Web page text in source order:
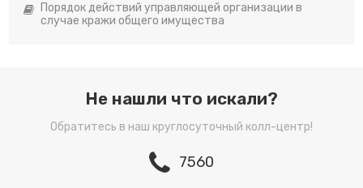
Порядок действий управляющей организации в
случае кражи общего имущества
Не нашли что искали?
Обратитесь в наш круглосуточный колл-центр!
7560